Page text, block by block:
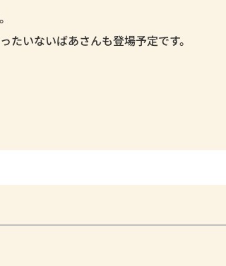
いないばあさんも登場予定です。